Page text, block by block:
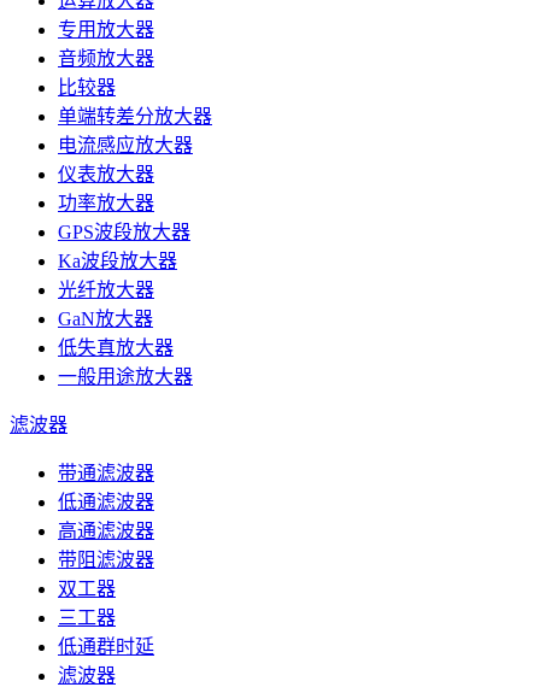
专用放大器
音频放大器
比较器
单端转差分放大器
电流感应放大器
仪表放大器
功率放大器
GPS波段放大器
Ka波段放大器
光纤放大器
GaN放大器
低失真放大器
一般用途放大器
滤波器
带通滤波器
低通滤波器
高通滤波器
带阻滤波器
双工器
三工器
低通群时延
滤波器